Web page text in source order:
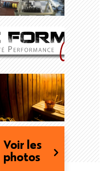
Voir les
photos